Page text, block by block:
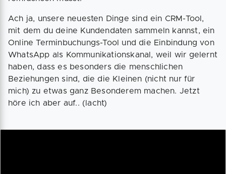
Ach ja, unsere neuesten Dinge sind ein CRM-Tool,
mit dem du deine Kundendaten sammeln kannst, ein
Online Terminbuchungs-Tool und die Einbindung von
WhatsApp als Kommunikationskanal, weil wir gelernt
haben, dass es besonders die menschlichen
Beziehungen sind, die die Kleinen (nicht nur für
mich) zu etwas ganz Besonderem machen. Jetzt
höre ich aber auf.. (lacht)